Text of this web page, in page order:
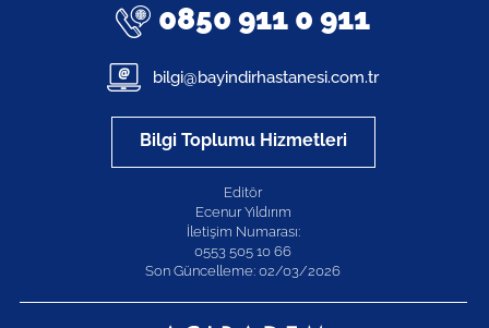
0850 911 0 911
bilgi@bayindirhastanesi.com.tr
Bilgi Toplumu Hizmetleri
Editör
Ecenur Yıldırım
İletişim Numarası:
0553 505 10 66
Son Güncelleme: 02/03/2026